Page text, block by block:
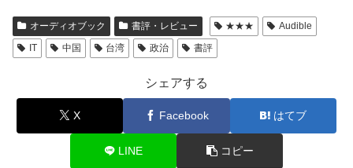
オーディオブック 書評・レビュー ★★★
Audible
IT
中国 台湾 政治 書評
シェアする
X Facebook はてブ
LINE コピー